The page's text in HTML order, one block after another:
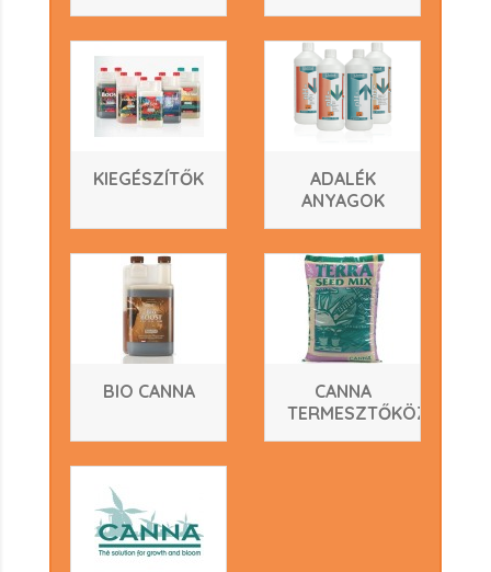
KIEGÉSZÍTŐK
ADALÉK
ANYAGOK
BIO CANNA
CANNA
TERMESZTŐKÖZEGEK